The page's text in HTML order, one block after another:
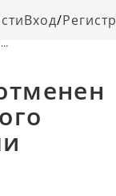
Вход/